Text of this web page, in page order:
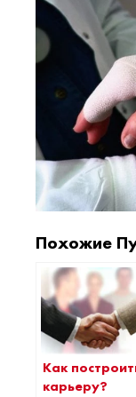
Похожие
Как
карьеру?